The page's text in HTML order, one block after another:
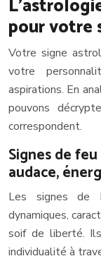
pour votre
Votre signe
votre
aspirations. En
pouvons
correspondent.
Signes de
audace,
Les signes de
dynamiques,
soif de liberté.
individualité à